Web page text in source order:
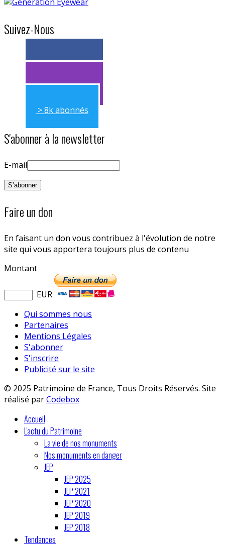
Suivez-Nous
> 11k abonnés
> 11k abonnés
> 8k abonnés
S'abonner à la newsletter
E-mail
Faire un don
En faisant un don vous contribuez à l'évolution de notre
site qui vous apportera toujours plus de contenu
Montant
EUR
Qui sommes nous
Partenaires
Mentions Légales
S'abonner
S'inscrire
Publicité sur le site
© 2025 Patrimoine de France, Tous Droits Réservés. Site
réalisé parCodebox
Accueil
L'actu du Patrimoine
La vie de nos monuments
Nos monuments en danger
JEP
JEP 2025
JEP 2021
JEP 2020
JEP 2019
JEP 2018
Tendances